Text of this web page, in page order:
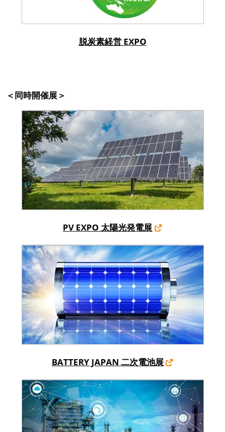
脱炭素経営 EXPO
＜同時開催展＞
PV EXPO 太陽光発電展
BATTERY JAPAN 二次電池展